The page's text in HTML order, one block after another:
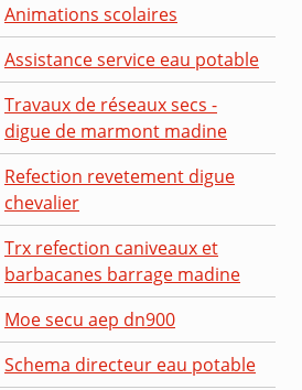
Animations scolaires
Assistance service eau potable
Travaux de réseaux secs -
digue de marmont madine
Refection revetement digue
chevalier
Trx refection caniveaux et
barbacanes barrage madine
Moe secu aep dn900
Schema directeur eau potable